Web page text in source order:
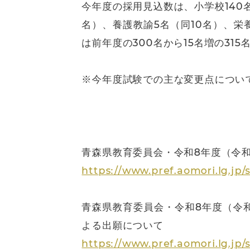
今年度の採用見込数は、小学校
名）、養護教諭5名（同10名）、栄
は前年度の300名から15名増の315
※今年度試験での主な変更点につい
青森県教育委員会・令和8年度（令
https://www.pref.aomori.lg.jp/
青森県教育委員会・令和8年度（令
よる出願について
https://www.pref.aomori.lg.jp/